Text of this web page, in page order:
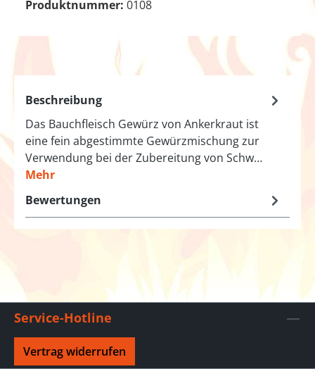
Produktnummer: 0108
Beschreibung
Das Bauchfleisch Gewürz von Ankerkraut ist
eine fein abgestimmte Gewürzmischung zur
Verwendung bei der Zubereitung von Schw…
Mehr
Bewertungen
Service-Hotline
Vertrag widerrufen